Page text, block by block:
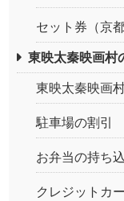
セット券（京
東映太秦映画村
東映太秦映画
駐車場の割引
お弁当の持ち
クレジットカ